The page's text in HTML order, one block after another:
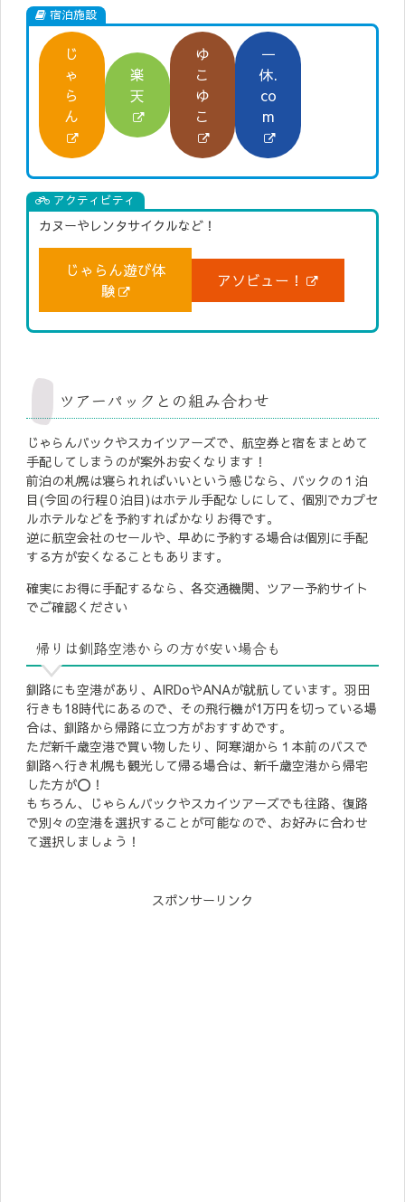
宿泊施設
じ
ゃ
ら
ん
楽
天
ゆ
こ
ゆ
こ
一
休.
co
m
アクティビティ
カヌーやレンタサイクルなど！
じゃらん遊び体
験
アソビュー！
ツアーパックとの組み合わせ
じゃらんパックやスカイツアーズで、航空券と宿をまとめて
手配してしまうのが案外お安くなります！
前泊の札幌は寝られればいいという感じなら、パックの１泊
目(今回の行程０泊目)はホテル手配なしにして、個別でカプセ
ルホテルなどを予約すればかなりお得です。
逆に航空会社のセールや、早めに予約する場合は個別に手配
する方が安くなることもあります。
確実にお得に手配するなら、各交通機関、ツアー予約サイト
でご確認ください
帰りは釧路空港からの方が安い場合も
釧路にも空港があり、AIRDoやANAが就航しています。羽田
行きも18時代にあるので、その飛行機が1万円を切っている場
合は、釧路から帰路に立つ方がおすすめです。
ただ新千歳空港で買い物したり、阿寒湖から１本前のバスで
釧路へ行き札幌も観光して帰る場合は、新千歳空港から帰宅
した方が⭕️！
もちろん、じゃらんパックやスカイツアーズでも往路、復路
で別々の空港を選択することが可能なので、お好みに合わせ
て選択しましょう！
スポンサーリンク